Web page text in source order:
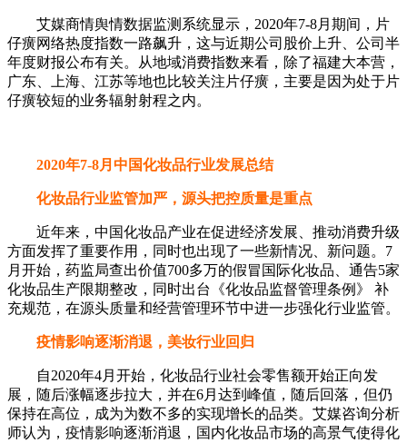
艾媒商情舆情数据监测系统显示，2020年7-8月期间，片
仔癀网络热度指数一路飙升，这与近期公司股价上升、公司半
年度财报公布有关。从地域消费指数来看，除了福建大本营，
广东、上海、江苏等地也比较关注片仔癀，主要是因为处于片
仔癀较短的业务辐射射程之内。
2020年7-8月中国化妆品行业发展总结
化妆品行业监管加严，源头把控质量是重点
近年来，中国化妆品产业在促进经济发展、推动消费升级
方面发挥了重要作用，同时也出现了一些新情况、新问题。7
月开始，药监局查出价值700多万的假冒国际化妆品、通告5家
化妆品生产限期整改，同时出台《化妆品监督管理条例》 补
充规范，在源头质量和经营管理环节中进一步强化行业监管。
疫情影响逐渐消退，美妆行业回归
自2020年4月开始，化妆品行业社会零售额开始正向发
展，随后涨幅逐步拉大，并在6月达到峰值，随后回落，但仍
保持在高位，成为为数不多的实现增长的品类。艾媒咨询分析
师认为，疫情影响逐渐消退，国内化妆品市场的高景气使得化